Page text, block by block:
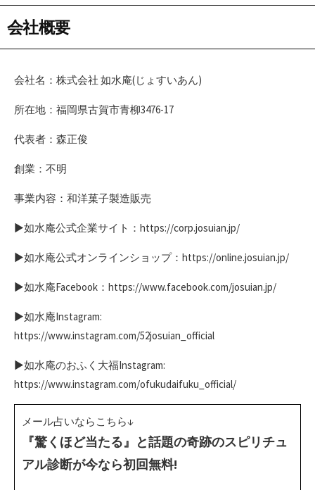
会社概要
会社名：株式会社 如水庵(じょすいあん)
所在地：福岡県古賀市青柳3476-17
代表者：森正俊
創業：不明
事業内容：和洋菓子製造販売
▶如水庵公式企業サイト：https://corp.josuian.jp/
▶如水庵公式オンラインショップ：https://online.josuian.jp/
▶如水庵Facebook：https://www.facebook.com/josuian.jp/
▶如水庵Instagram:
https://www.instagram.com/52josuian_official
▶如水庵のおふく大福Instagram:
https://www.instagram.com/ofukudaifuku_official/
メール占いならこちら↓
『驚くほど当たる』と話題の奇跡のスピリチュ
アル診断が今なら初回無料!